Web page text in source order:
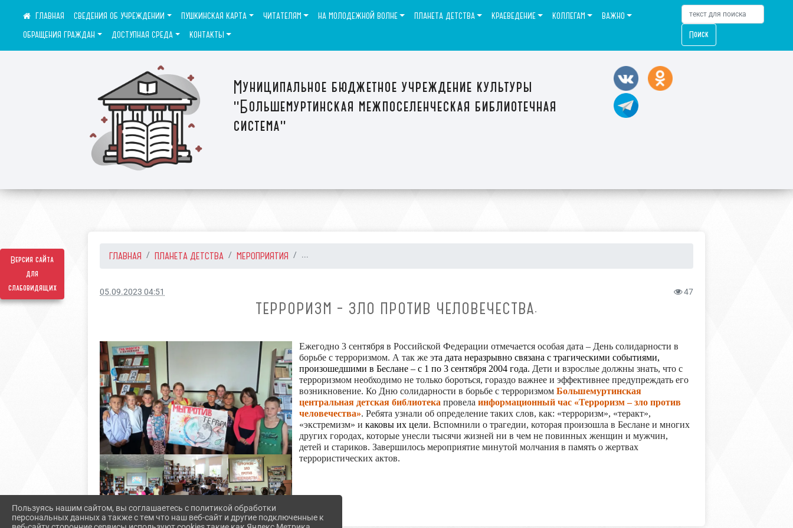
Версия сайта
для
слабовидящих
Муниципальное бюджетное учреждение культуры
"Большемуртинская межпоселенческая библиотечная
система"
СВЕДЕНИЯ ОБ УЧРЕЖДЕНИИ ПУШКИНСКАЯ КАРТА ЧИТАТЕЛЯМ НА МОЛОДЕЖНОЙ ВОЛНЕ ПЛАНЕТА ДЕТСТВА КРАЕВЕДЕНИЕ КОЛЛЕГАМ
ВАЖНО
ОБРАЩЕНИЯ ГРАЖДАН
ДОСТУПНАЯ СРЕДА КОНТАКТЫ Поиск
ГЛАВНАЯ ПЛАНЕТА ДЕТСТВА МЕРОПРИЯТИЯ ...
05.09.2023 04:51 47
ТЕРРОРИЗМ – ЗЛО ПРОТИВ ЧЕЛОВЕЧЕСТВА.
Ежегодно 3 сентября в Российской Федерации отмечается особая дата – День солидарности в
борьбе с терроризмом. А так же эта дата неразрывно связана с трагическими событиями,
произошедшими в Беслане – с 1 по 3 сентября 2004 года. Дети и взрослые должны знать, что с
терроризмом необходимо не только бороться, гораздо важнее и эффективнее предупреждать его
возникновение. Ко Дню солидарности в борьбе с терроризмомБольшемуртинская
центральная детская библиотека​ провелаинформационный час «Терроризм – зло против
человечества». Ребята узнали об определение таких слов, как: «терроризм», «теракт»,
«экстремизм» икаковы их цели. Вспомнили о трагедии, которая произошла в Беслане и многих
других городах, которые унесли тысячи жизней ни в чем не повинных женщин и мужчин,
детей и стариков. Завершилось мероприятие минутой молчания в память о жертвах
террористических актов.
Пользуясь нашим сайтом, вы соглашаетесь с политикой обработки
персональных данных а также с тем что наш веб-сайт и другие подключенные к